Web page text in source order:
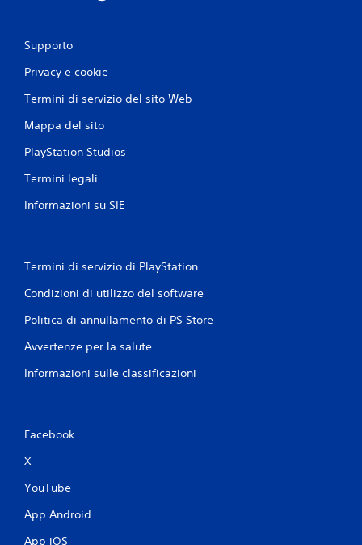
Supporto
Privacy e cookie
Termini di servizio del sito Web
Mappa del sito
PlayStation Studios
Termini legali
Informazioni su SIE
Termini di servizio di PlayStation
Condizioni di utilizzo del software
Politica di annullamento di PS Store
Avvertenze per la salute
Informazioni sulle classificazioni
Facebook
X
YouTube
App Android
App iOS